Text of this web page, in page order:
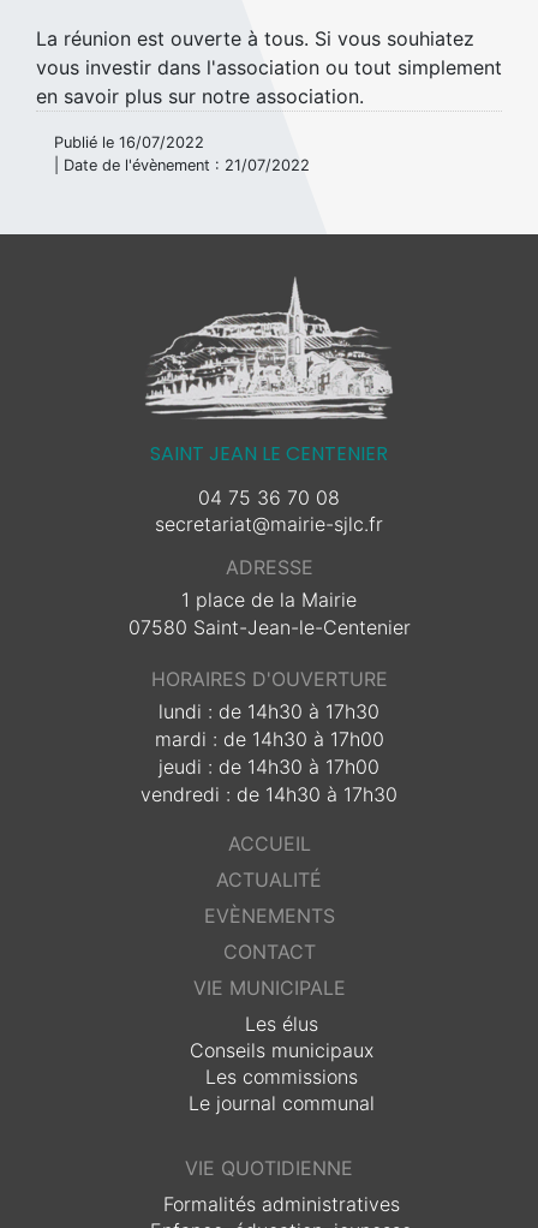
La réunion est ouverte à tous. Si vous souhiatez
vous investir dans l'association ou tout simplement
en savoir plus sur notre association.
Publié le 16/07/2022
| Date de l'évènement : 21/07/2022
SAINT JEAN LE CENTENIER
04 75 36 70 08
secretariat@mairie-sjlc.fr
ADRESSE
1 place de la Mairie
07580 Saint-Jean-le-Centenier
HORAIRES D'OUVERTURE
lundi : de 14h30 à 17h30
mardi : de 14h30 à 17h00
jeudi : de 14h30 à 17h00
vendredi : de 14h30 à 17h30
ACCUEIL
ACTUALITÉ
EVÈNEMENTS
CONTACT
VIE MUNICIPALE
Les élus
Conseils municipaux
Les commissions
Le journal communal
VIE QUOTIDIENNE
Formalités administratives